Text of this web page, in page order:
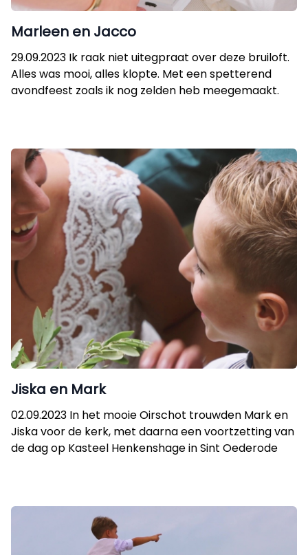
Marleen en Jacco
29.09.2023 Ik raak niet uitegpraat over deze bruiloft.
Alles was mooi, alles klopte. Met een spetterend
avondfeest zoals ik nog zelden heb meegemaakt.
Jiska en Mark
02.09.2023 In het mooie Oirschot trouwden Mark en
Jiska voor de kerk, met daarna een voortzetting van
de dag op Kasteel Henkenshage in Sint Oederode